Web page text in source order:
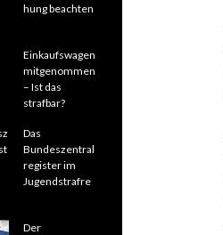
hung beachten
Einkaufswagen
mitgenommen
– Ist das
strafbar?
Das
Bundeszentral
register im
Jugendstrafre
Der